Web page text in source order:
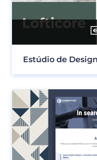
Estúdio de